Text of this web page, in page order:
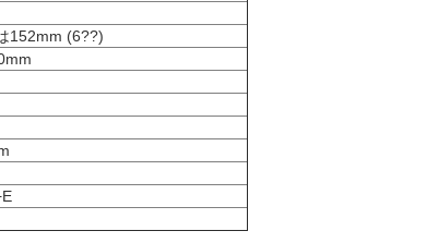
152mm (6??)